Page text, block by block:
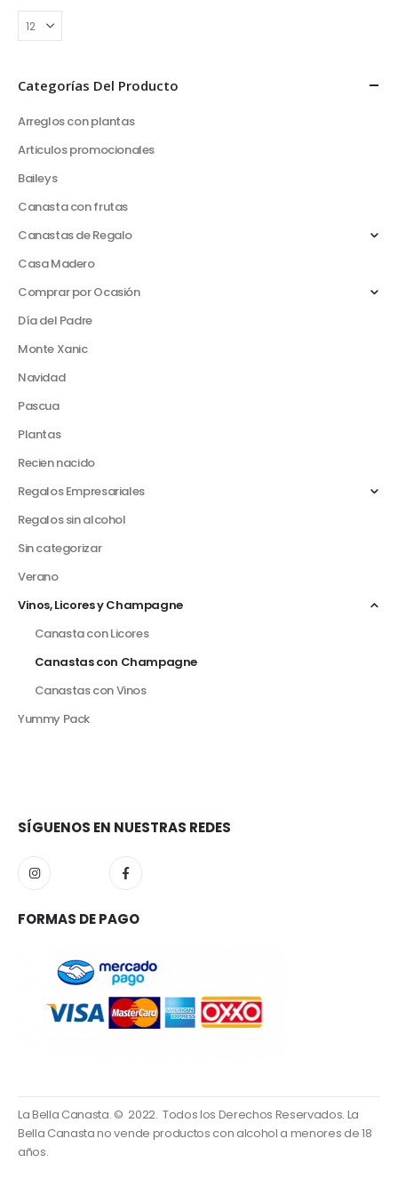
Categorías Del Producto
Arreglos con plantas
Articulos promocionales
Baileys
Canasta con frutas
Canastas de Regalo
Casa Madero
Comprar por Ocasión
Día del Padre
Monte Xanic
Navidad
Pascua
Plantas
Recien nacido
Regalos Empresariales
Regalos sin alcohol
Sin categorizar
Verano
Vinos, Licores y Champagne
Canasta con Licores
Canastas con Champagne
Canastas con Vinos
Yummy Pack
SÍGUENOS EN NUESTRAS REDES
FORMAS DE PAGO
La Bella Canasta. © 2022. Todos los Derechos Reservados. La
Bella Canasta no vende productos con alcohol a menores de 18
años.